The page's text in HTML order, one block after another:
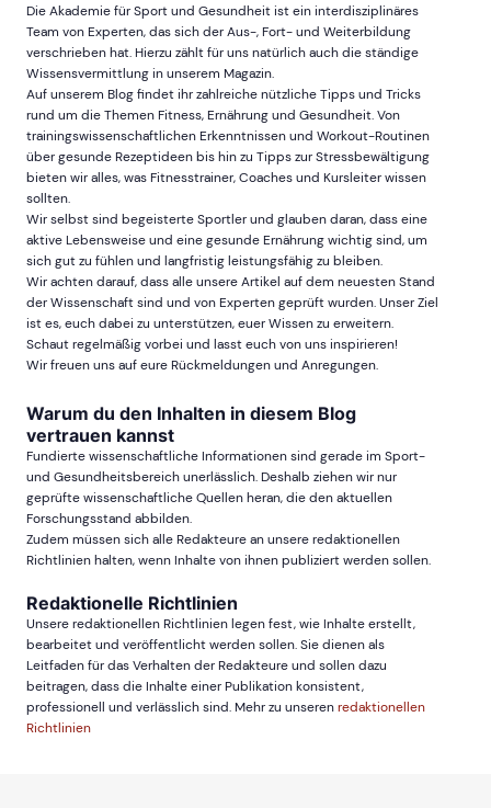
Die Akademie für Sport und Gesundheit ist ein interdisziplinäres
Team von Experten, das sich der Aus-, Fort- und Weiterbildung
verschrieben hat. Hierzu zählt für uns natürlich auch die ständige
Wissensvermittlung in unserem Magazin.
Auf unserem Blog findet ihr zahlreiche nützliche Tipps und Tricks
rund um die Themen Fitness, Ernährung und Gesundheit. Von
trainingswissenschaftlichen Erkenntnissen und Workout-Routinen
über gesunde Rezeptideen bis hin zu Tipps zur Stressbewältigung
bieten wir alles, was Fitnesstrainer, Coaches und Kursleiter wissen
sollten.
Wir selbst sind begeisterte Sportler und glauben daran, dass eine
aktive Lebensweise und eine gesunde Ernährung wichtig sind, um
sich gut zu fühlen und langfristig leistungsfähig zu bleiben.
Wir achten darauf, dass alle unsere Artikel auf dem neuesten Stand
der Wissenschaft sind und von Experten geprüft wurden. Unser Ziel
ist es, euch dabei zu unterstützen, euer Wissen zu erweitern.
Schaut regelmäßig vorbei und lasst euch von uns inspirieren!
Wir freuen uns auf eure Rückmeldungen und Anregungen.
Warum du den Inhalten in diesem Blog
vertrauen kannst
Fundierte wissenschaftliche Informationen sind gerade im Sport-
und Gesundheitsbereich unerlässlich. Deshalb ziehen wir nur
geprüfte wissenschaftliche Quellen heran, die den aktuellen
Forschungsstand abbilden.
Zudem müssen sich alle Redakteure an unsere redaktionellen
Richtlinien halten, wenn Inhalte von ihnen publiziert werden sollen.
Redaktionelle Richtlinien
Unsere redaktionellen Richtlinien legen fest, wie Inhalte erstellt,
bearbeitet und veröffentlicht werden sollen. Sie dienen als
Leitfaden für das Verhalten der Redakteure und sollen dazu
beitragen, dass die Inhalte einer Publikation konsistent,
professionell und verlässlich sind. Mehr zu unserenredaktionellen
Richtlinien